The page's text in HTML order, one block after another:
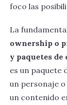
foco las
La
ownership o
y paquetes
es un paquete
un personaje
un contenido